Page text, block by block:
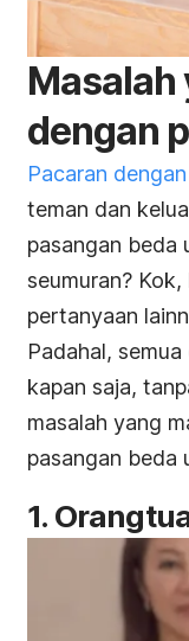
Masalah
dengan
Pacaran
teman dan
pasangan beda
seumuran?
pertanyaan
Padahal,
kapan saja,
masalah yang
pasangan beda
1.